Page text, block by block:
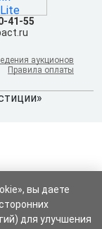
41-55
аукционов
Правила оплаты
вы даете
для улучшения